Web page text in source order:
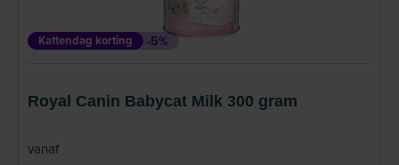
Kattendag korting -5%
Royal Canin Babycat Milk 300 gram
vanaf